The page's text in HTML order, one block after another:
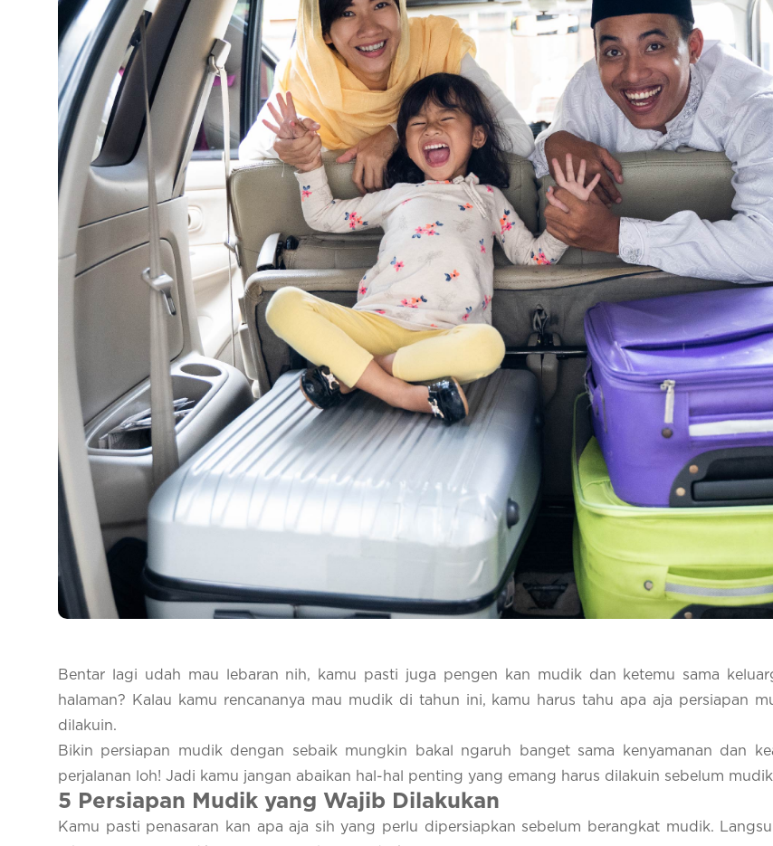
Selfcare
Bentar lagi udah mau lebaran nih, kamu pasti juga pengen kan mudik dan ketemu sama
halaman? Kalau kamu rencananya mau mudik di tahun ini, kamu harus tahu apa aja persiapan
dilakuin.
Bikin persiapan mudik dengan sebaik mungkin bakal ngaruh banget sama kenyamanan dan
perjalanan loh! Jadi kamu jangan abaikan hal-hal penting yang emang harus dilakuin sebelum
5 Persiapan Mudik yang Wajib Dilakukan
Kamu pasti penasaran kan apa aja sih yang perlu dipersiapkan sebelum berangkat mudik.